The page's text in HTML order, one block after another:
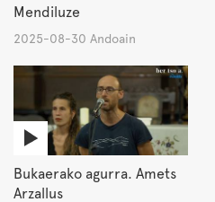
Mendiluze
2025-08-30 Andoain
Bukaerako agurra. Amets
Arzallus